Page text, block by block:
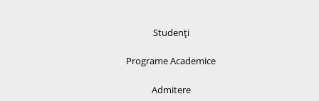
Studenți
Programe Academice
Admitere